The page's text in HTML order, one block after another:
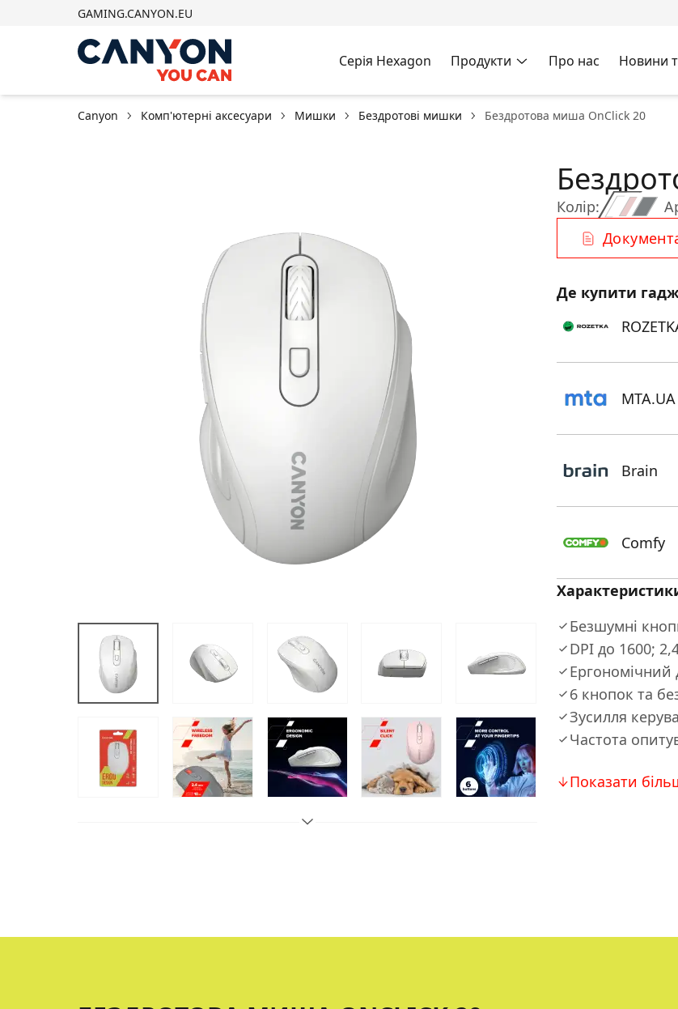
GAMING.CANYON.EU
Серія Hexagon Продукти Про нас Новини
Canyon Комп'ютерні аксесуари Мишки Бездротові мишки Бездротова миша OnClick 20
Колір:
Безшумні
DPI до 1600;
Ергономічний
6 кнопок та
Зусилля
Частота
Показати
Де купити
MTA.UA
Brain
Comfy